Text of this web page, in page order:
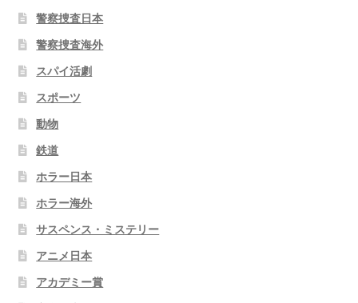
警察捜査日本
警察捜査海外
スパイ活劇
スポーツ
動物
鉄道
ホラー日本
ホラー海外
サスペンス・ミステリー
アニメ日本
アカデミー賞